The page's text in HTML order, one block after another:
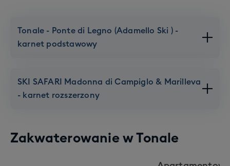
Tonale - Ponte di Legno (Adamello Ski ) -
karnet podstawowy
SKI SAFARI Madonna di Campiglo & Marilleva
- karnet rozszerzony
Zakwaterowanie wTonale